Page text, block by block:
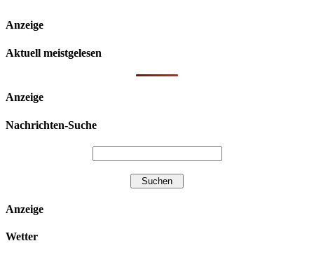
Anzeige
Aktuell meistgelesen
Anzeige
Nachrichten-Suche
Anzeige
Wetter